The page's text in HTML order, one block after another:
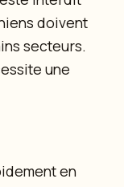
doivent
secteurs.
une
en